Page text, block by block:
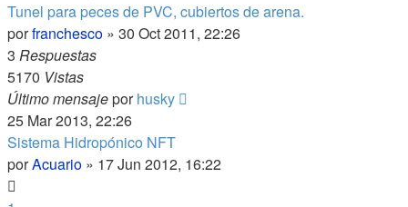
Tunel para peces de PVC, cubiertos de arena.
porfranchesco » 30 Oct 2011, 22:26
3 Respuestas
5170 Vistas
Último mensajeporhusky
25 Mar 2013, 22:26
Sistema Hidropónico NFT
porAcuario » 17 Jun 2012, 16:22